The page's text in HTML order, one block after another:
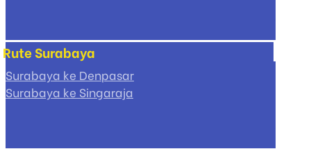
Rute Surabaya
Surabaya ke Denpasar
Surabaya ke Singaraja